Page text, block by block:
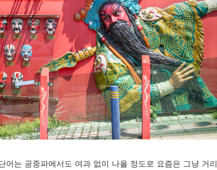
어는 공중파에서도 여과 없이 나올 정도로 요즘은 그냥 거리